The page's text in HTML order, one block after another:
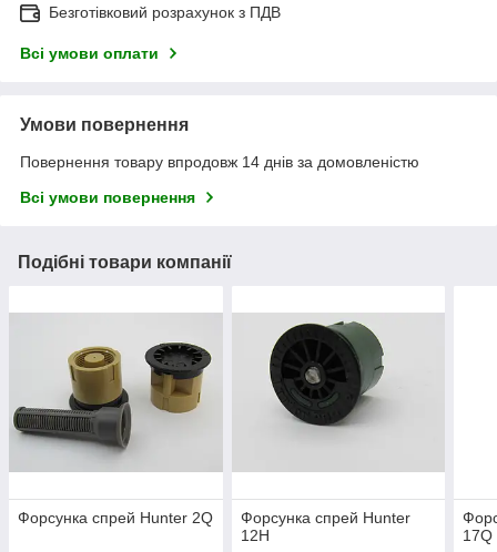
Безготівковий розрахунок з ПДВ
Всі умови оплати
Умови повернення
Повернення товару впродовж 14 днів за домовленістю
Всі умови повернення
Подібні товари компанії
Форсунка cпрей Hunter 2Q
Форсунка спрей Hunter
12H
17Q